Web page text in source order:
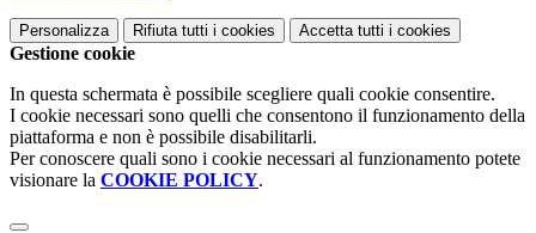
Personalizza Rifiuta tutti i cookies Accetta tutti i cookies
Gestione cookie
In questa schermata è possibile scegliere quali cookie consentire.
I cookie necessari sono quelli che consentono il funzionamento della
piattaforma e non è possibile disabilitarli.
Per conoscere quali sono i cookie necessari al funzionamento potete
visionare la COOKIE POLICY.